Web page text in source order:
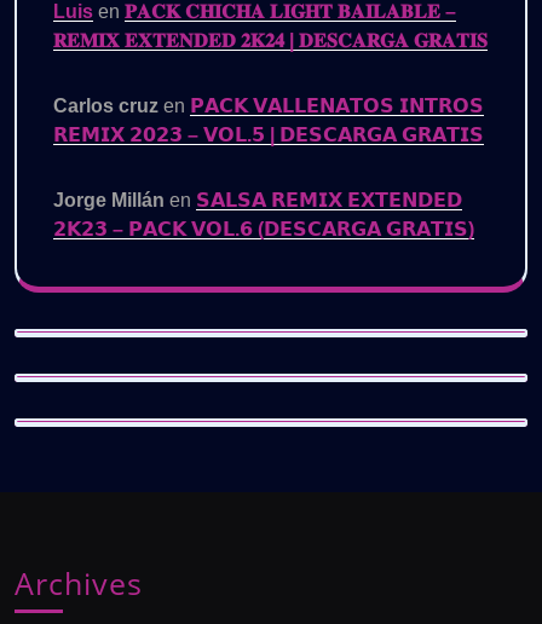
Luis en 𝐏𝐀𝐂𝐊 𝐂𝐇𝐈𝐂𝐇𝐀 𝐋𝐈𝐆𝐇𝐓 𝐁𝐀𝐈𝐋𝐀𝐁𝐋𝐄 –
𝐑𝐄𝐌𝐈𝐗 𝐄𝐗𝐓𝐄𝐍𝐃𝐄𝐃 𝟐𝐊𝟐𝟒 | 𝐃𝐄𝐒𝐂𝐀𝐑𝐆𝐀 𝐆𝐑𝐀𝐓𝐈𝐒
Carlos cruz en 𝗣𝗔𝗖𝗞 𝗩𝗔𝗟𝗟𝗘𝗡𝗔𝗧𝗢𝗦 𝗜𝗡𝗧𝗥𝗢𝗦
𝗥𝗘𝗠𝗜𝗫 𝟮𝟬𝟮𝟯 – 𝗩𝗢𝗟.𝟱 | 𝗗𝗘𝗦𝗖𝗔𝗥𝗚𝗔 𝗚𝗥𝗔𝗧𝗜𝗦
Jorge Millán en 𝗦𝗔𝗟𝗦𝗔 𝗥𝗘𝗠𝗜𝗫 𝗘𝗫𝗧𝗘𝗡𝗗𝗘𝗗
𝟮𝗞𝟮𝟯 – 𝗣𝗔𝗖𝗞 𝗩𝗢𝗟.𝟲 (𝗗𝗘𝗦𝗖𝗔𝗥𝗚𝗔 𝗚𝗥𝗔𝗧𝗜𝗦)
Archives